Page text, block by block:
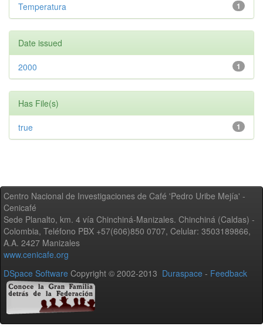
1
Temperatura
Date issued
1
2000
Has File(s)
1
true
Centro Nacional de Investigaciones de Café 'Pedro Uribe Mejía' -
Cenicafé
Sede Planalto, km. 4 vía Chinchiná-Manizales. Chinchiná (Caldas) -
Colombia, Teléfono PBX +57(606)850 0707, Celular: 3503189866,
A.A. 2427 Manizales
www.cenicafe.org
DSpace Software Copyright © 2002-2013 Duraspace - Feedback